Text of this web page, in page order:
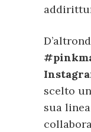
scelto
sua